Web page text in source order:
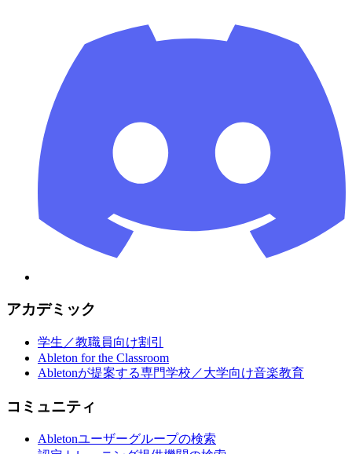
アカデミック
学生／教職員向け割引
Ableton for the Classroom
Abletonが提案する専門学校／大学向け音楽教育
コミュニティ
Abletonユーザーグループの検索